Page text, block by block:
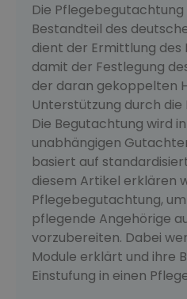
Die
Bestandteil des
dient der Ermittlung des
damit der Festlegung
der daran gekoppelten
Unterstützung durch
Die Begutachtung wird
unabhängigen
basiert auf
diesem Artikel erklären
Pflegebegutachtung,
pflegende Angehörige
vorzubereiten. Dabei
Module erklärt und ihre
Einstufung in einen